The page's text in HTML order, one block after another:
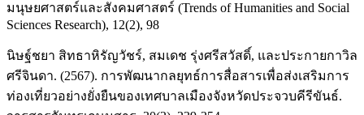
มนุษยศาสตร์และสังคมศาสตร์ (Trends of Humanities and Social
Sciences Research), 12(2), 98
นิษฐ์ชยา สิทธาหิรัญวัชร์, สมเดช รุ่งศรีสวัสดิ์, และประกายกาวิล
ศรีจินดา. (2567). การพัฒนากลยุทธ์การสื่อสารเพื่อส่งเสริมการ
ท่องเที่ยวอย่างยั่งยืนของเทศบาลเมืองจังหวัดประจวบคีรีขันธ์.